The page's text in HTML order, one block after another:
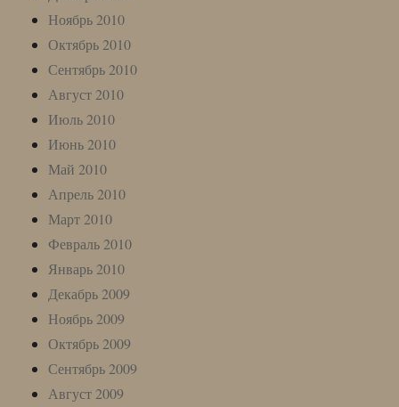
Ноябрь 2010
Октябрь 2010
Сентябрь 2010
Август 2010
Июль 2010
Июнь 2010
Май 2010
Апрель 2010
Март 2010
Февраль 2010
Январь 2010
Декабрь 2009
Ноябрь 2009
Октябрь 2009
Сентябрь 2009
Август 2009